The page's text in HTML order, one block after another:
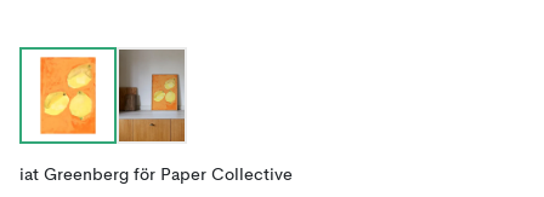
iat Greenberg för Paper Collective